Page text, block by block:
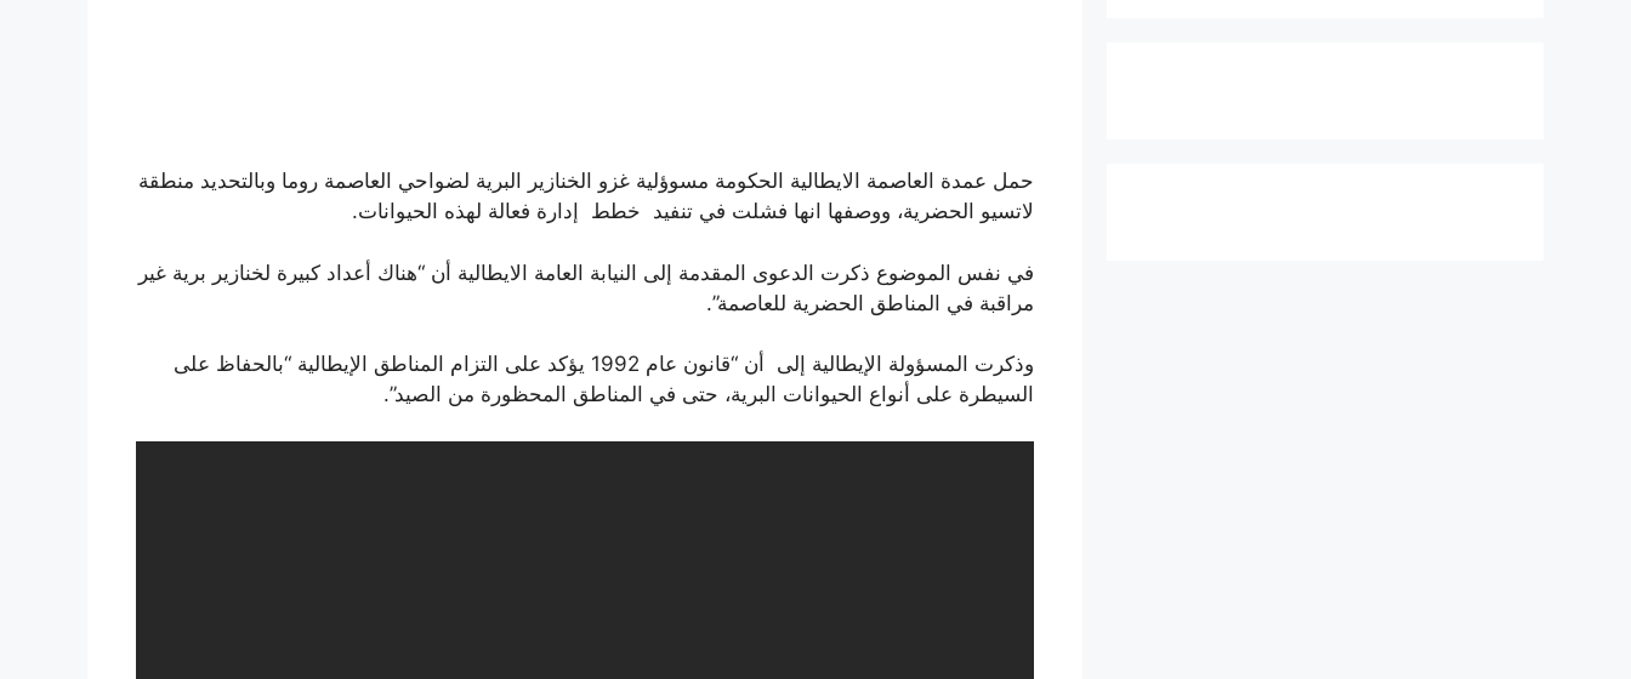
حمل عمدة العاصمة الايطالية الحكومة مسوؤلية غزو الخنازير البرية لضواحي العاصمة روما وبالتحديد منطقة
لاتسيو الحضرية، ووصفها انها فشلت في تنفيد خطط إدارة فعالة لهذه الحيوانات.
في نفس الموضوع ذكرت الدعوى المقدمة إلى النيابة العامة الايطالية أن “هناك أعداد كبيرة لخنازير برية غير
مراقبة في المناطق الحضرية للعاصمة”.
وذكرت المسؤولة الإيطالية إلى أن “قانون عام 1992 يؤكد على التزام المناطق الإيطالية “بالحفاظ على
السيطرة على أنواع الحيوانات البرية، حتى في المناطق المحظورة من الصيد”.